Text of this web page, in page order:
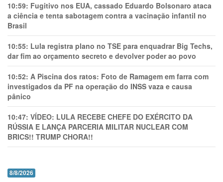
10:59: Fugitivo nos EUA, cassado Eduardo Bolsonaro ataca
a ciência e tenta sabotagem contra a vacinação infantil no
Brasil
10:55: Lula registra plano no TSE para enquadrar Big Techs,
dar fim ao orçamento secreto e devolver poder ao povo
10:52: A Piscina dos ratos: Foto de Ramagem em farra com
investigados da PF na operação do INSS vaza e causa
pânico
10:47: VÍDEO: LULA RECEBE CHEFE DO EXÉRCITO DA
RÚSSIA E LANÇA PARCERIA MILITAR NUCLEAR COM
BRICS!! TRUMP CHORA!!
8/8/2026